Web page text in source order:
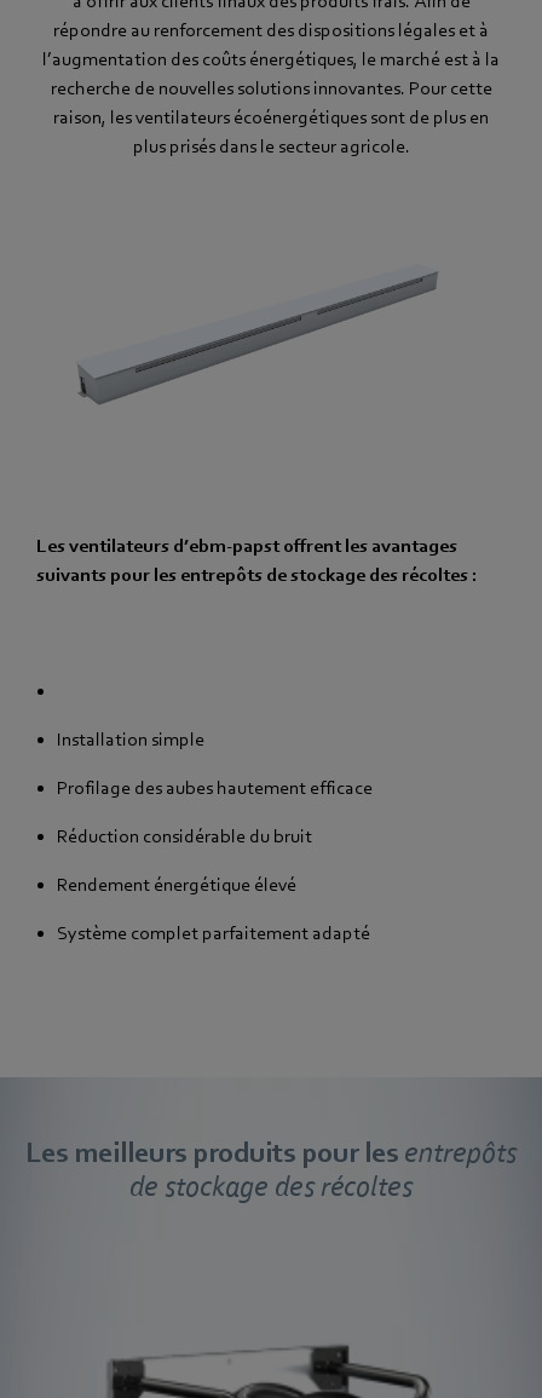
répondre au renforcement des dispositions légales et à
l’augmentation des coûts énergétiques, le marché est à la
recherche de nouvelles solutions innovantes. Pour cette
raison, les ventilateurs écoénergétiques sont de plus en
plus prisés dans le secteur agricole.
Les ventilateurs d’ebm‑papst offrent les avantages
suivants pour les entrepôts de stockage des récoltes :
Installation simple
Profilage des aubes hautement efficace
Réduction considérable du bruit
Rendement énergétique élevé
Système complet parfaitement adapté
Les meilleurs produits pour les entrepôts
de stockage des récoltes